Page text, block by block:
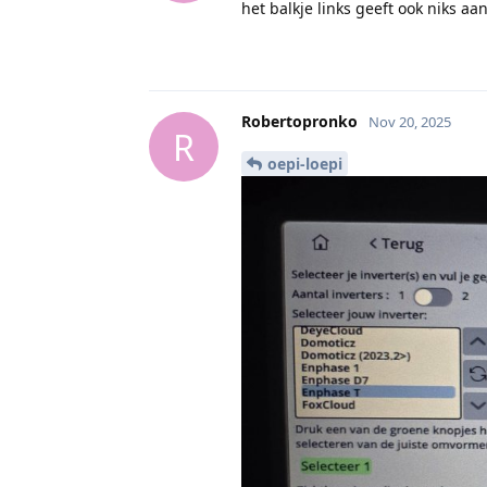
het balkje links geeft ook niks aan
R
Robertopronko Nov 20, 2025
oepi-loepi